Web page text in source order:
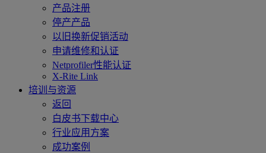
产品注册
停产产品
以旧换新促销活动
申请维修和认证
Netprofiler性能认证
X-Rite Link
培训与资源
返回
白皮书下载中心
行业应用方案
成功案例